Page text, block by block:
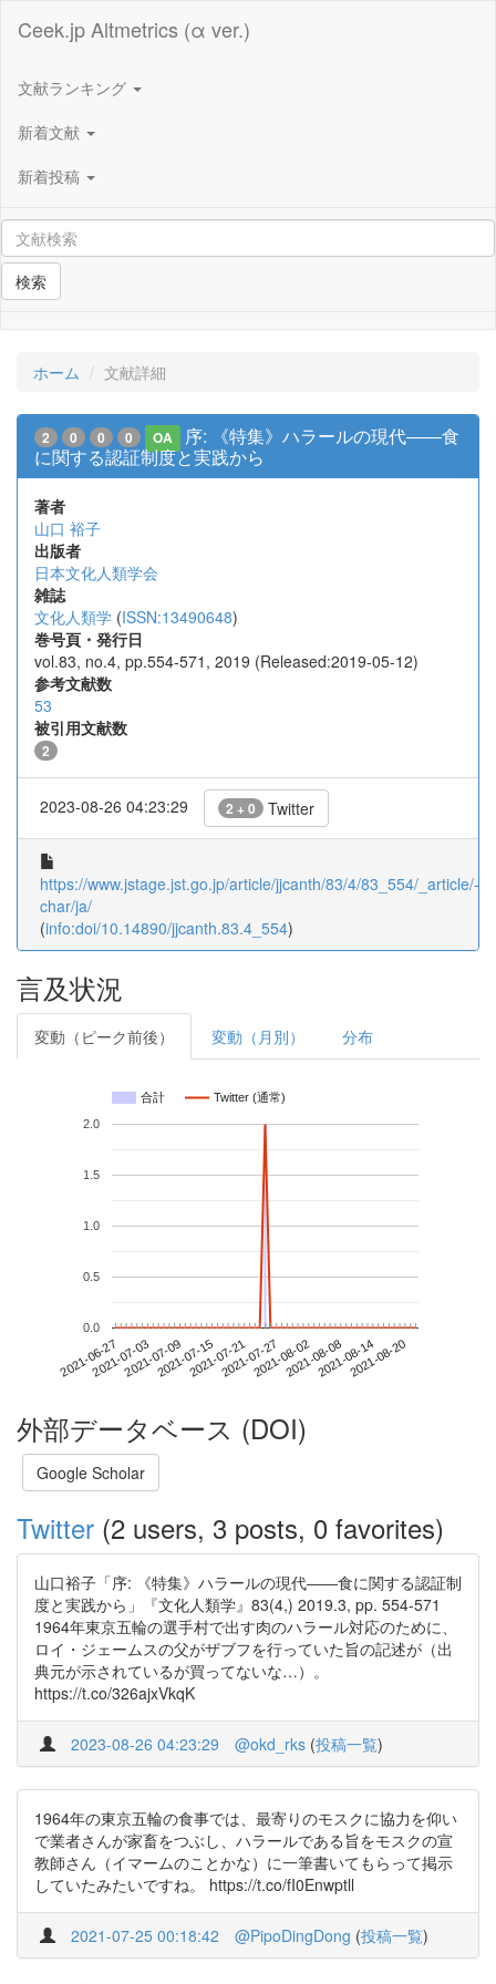
Ceek.jp Altmetrics (α ver.)
文献ランキング
新着文献
新着投稿
検索
ホーム 文献詳細
2 0 0 0 OA
序: 《特集》ハラールの現代――食
に関する認証制度と実践から
著者
山口 裕子
出版者
日本文化人類学会
雑誌
文化人類学 (ISSN:13490648)
巻号頁・発行日
vol.83, no.4, pp.554-571, 2019 (Released:2019-05-12)
参考文献数
53
被引用文献数
2
2023-08-26 04:23:29 2 + 0 Twitter
https://www.jstage.jst.go.jp/article/jjcanth/83/4/83_554/_article/-
char/ja/
(info:doi/10.14890/jjcanth.83.4_554)
言及状況
変動（ピーク前後） 変動（月別） 分布
合計 Twitter (通常)
2021-06-272021-07-032021-07-092021-07-152021-07-212021-07-272021-08-022021-08-082021-08-142021-08-20
0.0
0.5
1.0
1.5
2.0
外部データベース (DOI)
Google Scholar
Twitter (2 users, 3 posts, 0 favorites)
山口裕子「序: 《特集》ハラールの現代――食に関する認証制
度と実践から」『文化人類学』83(4,) 2019.3, pp. 554-571
1964年東京五輪の選手村で出す肉のハラール対応のために、
ロイ・ジェームスの父がザブフを行っていた旨の記述が（出
典元が示されているが買ってないな…）。
https://t.co/326ajxVkqK
2023-08-26 04:23:29 @okd_rks (投稿一覧)
1964年の東京五輪の食事では、最寄りのモスクに協力を仰い
で業者さんが家畜をつぶし、ハラールである旨をモスクの宣
教師さん（イマームのことかな）に一筆書いてもらって掲示
していたみたいですね。 https://t.co/fI0Enwptll
2021-07-25 00:18:42 @PipoDingDong (投稿一覧)